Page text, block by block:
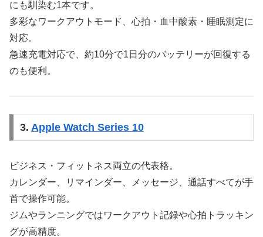
にも馴染む1本です。
多彩なワークアウトモード、心拍・血中酸素・睡眠測定に
対応。
急速充電対応で、約10分で1日分のバッテリーが回復する
のも便利。
3. Apple Watch Series 10
ビジネス・フィットネス両立の代表格。
カレンダー、リマインダー、メッセージ、通話すべてが手
首で操作可能。
ジムやランニングではワークアウト記録や心拍トラッキン
グが高精度。